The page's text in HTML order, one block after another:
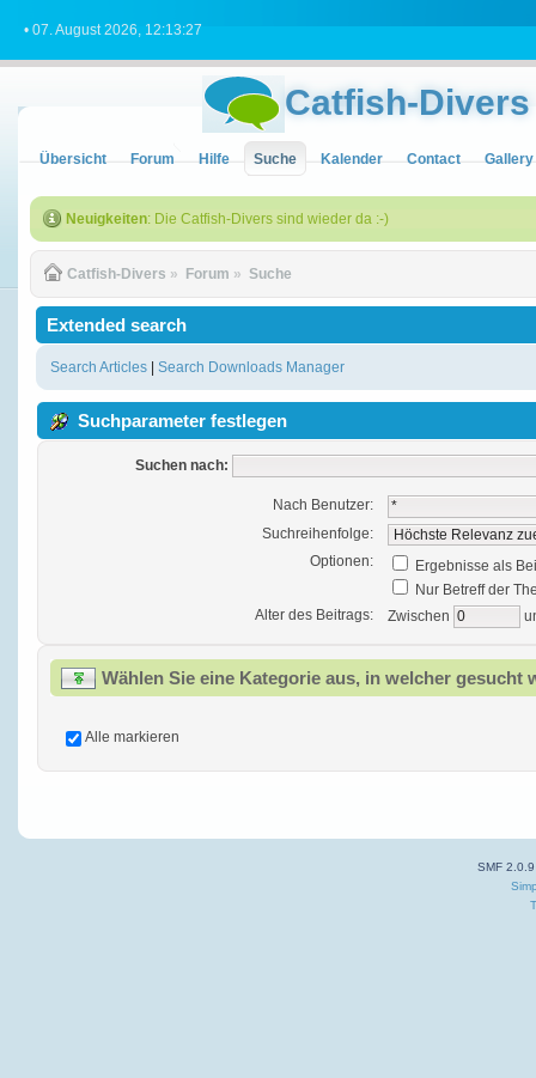
• 07. August 2026, 12:13:27
Catfish-Divers
Übersicht Forum Hilfe Suche Kalender Contact Gallery
Neuigkeiten: Die Catfish-Divers sind wieder da :-)
Catfish-Divers » Forum » Suche
Extended search
Search Articles |Search Downloads Manager
Suchparameter festlegen
Suchen nach:
Nach Benutzer:
Suchreihenfolge:
Optionen:
Ergebnisse als
Nur Betreff der
Alter des Beitrags:
Zwischen
Wählen Sie eine Kategorie aus, in welcher
Alle markieren
SMF 2.0.9